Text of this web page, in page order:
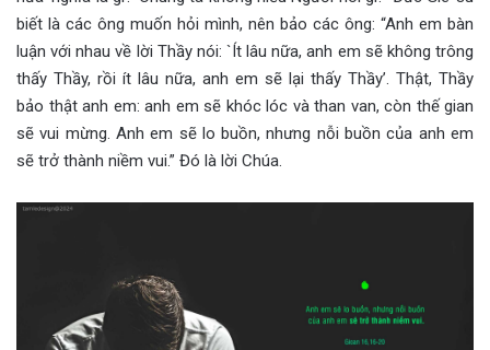
biết là các ông muốn hỏi mình, nên bảo các ông: “Anh em bàn
luận với nhau về lời Thầy nói: `Ít lâu nữa, anh em sẽ không trông
thấy Thầy, rồi ít lâu nữa, anh em sẽ lại thấy Thầy’. Thật, Thầy
bảo thật anh em: anh em sẽ khóc lóc và than van, còn thế gian
sẽ vui mừng. Anh em sẽ lo buồn, nhưng nỗi buồn của anh em
sẽ trở thành niềm vui.” Đó là lời Chúa.